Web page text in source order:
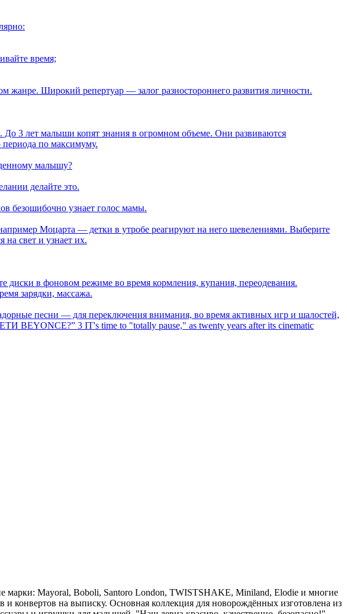
время;
жанре. Широкий репертуар — залог разностороннего развития личности.
3 лет малыши копят знания в огромном объеме. Они развиваются
периода по максимуму.
малышу?
делайте это.
безошибочно узнает голос мамы.
Моцарта — детки в утробе реагируют на него шевелениями. Выберите
свет и узнает их.
в фоновом режиме во время кормления, купания, переодевания.
зарядки, массажа.
песни — для переключения внимания, во время активных игр и шалостей,
BEYONCE?” 3 IT's time to "totally pause," as twenty years after its cinematic
марки: Mayoral, Boboli, Santoro London, TWISTSHAKE, Miniland, Elodie и многие
конвертов на выписку. Основная коллекция для новорождённых изготовлена из